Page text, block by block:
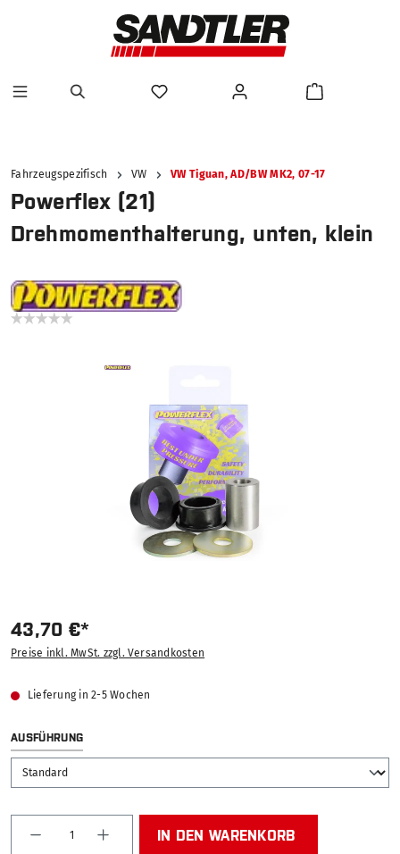
Fahrzeugspezifisch VW VW Tiguan, AD/BW MK2, 07-17
Powerflex (21)
Drehmomenthalterung, unten, klein
Bildergalerie überspringen
43,70 €*
Preise inkl. MwSt. zzgl. Versandkosten
Lieferung in 2-5 Wochen
AUSFÜHRUNGAUSWÄHLEN
Produkt Anzahl: Gib den gewünschten Wert ein
IN DEN WARENKORB